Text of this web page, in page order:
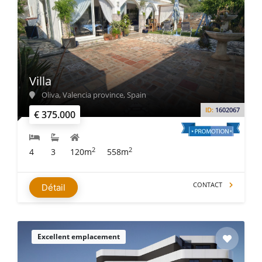
€ 375.000 ID: 1602067
Villa
Oliva, Valencia province, Spain
4 3 120m2 558m2
Détail CONTACT
Excellent emplacement